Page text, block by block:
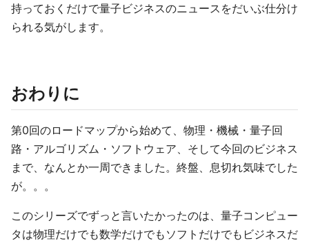
持っておくだけで量子ビジネスのニュースをだいぶ仕分け
られる気がします。
おわりに
第0回のロードマップから始めて、物理・機械・量子回
路・アルゴリズム・ソフトウェア、そして今回のビジネス
まで、なんとか一周できました。終盤、息切れ気味でした
が。。。
このシリーズでずっと言いたかったのは、量子コンピュー
タは物理だけでも数学だけでもソフトだけでもビジネスだ